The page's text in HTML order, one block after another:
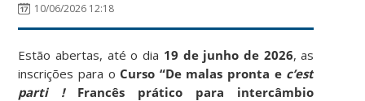
10/06/2026 12:18
Estão abertas, até o dia 19 de junho de 2026, as
inscrições para o Curso “De malas pronta e c’est
parti !Francês prático para intercâmbio